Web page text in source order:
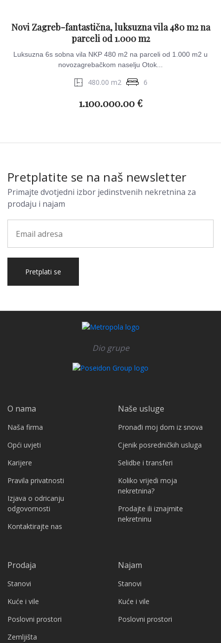
Novi Zagreb-fantastična, luksuzna vila 480 m2 na
parceli od 1.000 m2
Luksuzna 6s sobna vila NKP 480 m2 na parceli od 1.000 m2 u
novozagrebačkom naselju Otok...
480.00 m2 6
1.100.000.00 €
Pretplatite se na naš newsletter
Primajte dvotjedni izbor jedinstvenih nekretnina za
prodaju i najam
Pretplati se
Dio grupe
O nama
Naša firma
Opći uvjeti
Karijere
Pravila privatnosti
Izjava o odricanju
odgovornosti
Kontaktirajte nas
Naše usluge
Pronađi moj dom iz snova
Cjenik posredničkih usluga
Selidbe i transferi
Koliko vrijedi moja
nekretnina?
Prodajte ili iznajmite
nekretninu
Prodaja
Stanovi
Kuće i vile
Poslovni prostori
Zemljišta
Najam
Stanovi
Kuće i vile
Poslovni prostori